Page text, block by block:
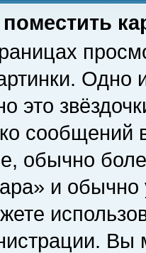
поместить
Одно
это
сообщений
обычно
и
Вы